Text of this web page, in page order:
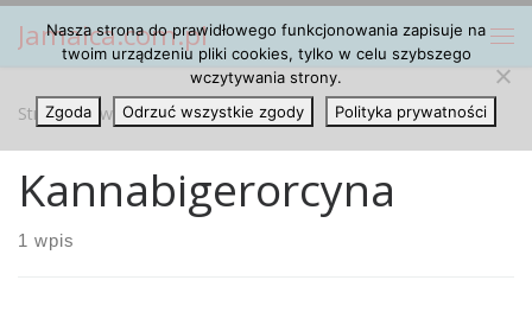
Przejdź do treści
Jamaica.com.pl
Strona główna » Kannabigerorcyna
Kannabigerorcyna
1 wpis
Nasza strona do prawidłowego funkcjonowania zapisuje na
twoim urządzeniu pliki cookies, tylko w celu szybszego
wczytywania strony.
Zgoda
Odrzuć wszystkie zgody Polityka prywatności